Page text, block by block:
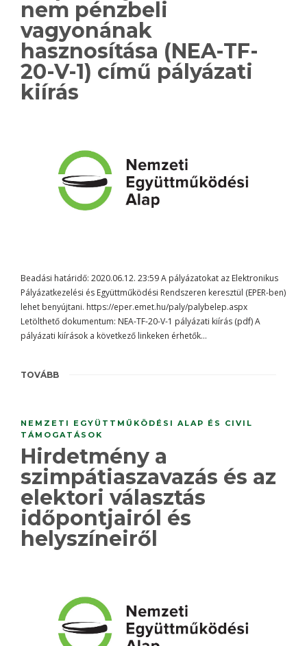
nem pénzbeli
vagyonának
hasznosítása (NEA-TF-
20-V-1) című pályázati
kiírás
Beadási határidő: 2020.06.12. 23:59 A pályázatokat az Elektronikus
Pályázatkezelési és Együttműködési Rendszeren keresztül (EPER-ben)
lehet benyújtani. https://eper.emet.hu/paly/palybelep.aspx
Letölthető dokumentum: NEA-TF-20-V-1 pályázati kiírás (pdf) A
pályázati kiírások a következő linkeken érhetők…
TOVÁBB
NEMZETI EGYÜTTMŰKÖDÉSI ALAP ÉS CIVIL
TÁMOGATÁSOK
Hirdetmény a
szimpátiaszavazás és az
elektori választás
időpontjairól és
helyszíneiről